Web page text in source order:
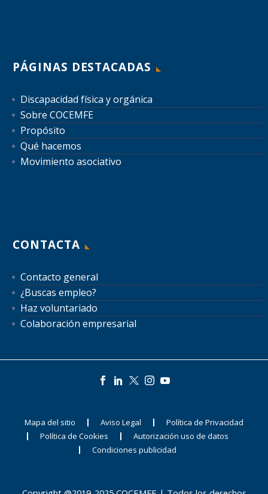
PÁGINAS DESTACADAS
Discapacidad física y orgánica
Sobre COCEMFE
Propósito
Qué hacemos
Movimiento asociativo
CONTACTA
Contacto general
¿Buscas empleo?
Haz voluntariado
Colaboración empresarial
Mapa del sitio Aviso Legal
Política de Privacidad
Política de Cookies
Autorización uso de datos
Condiciones publicidad